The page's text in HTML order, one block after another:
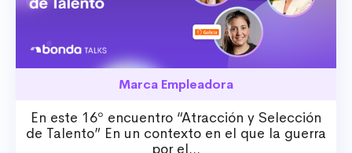
Marca Empleadora
En este 16º encuentro “Atracción y Selección
de Talento” En un contexto en el que la guerra
por el...